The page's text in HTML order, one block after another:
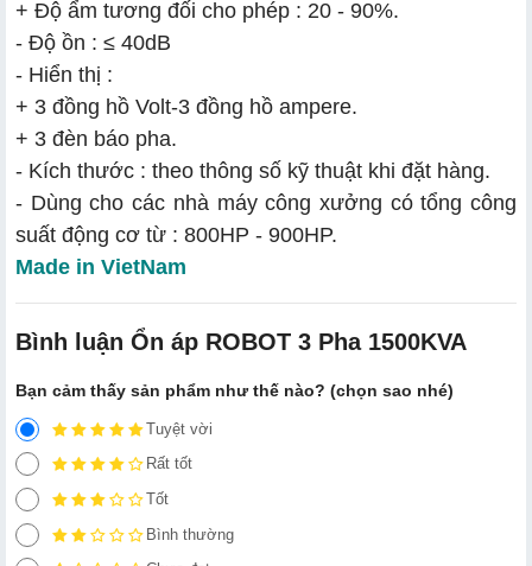
+ Độ ẩm tương đối cho phép : 20 - 90%.
- Độ ồn : ≤ 40dB
- Hiển thị :
+ 3 đồng hồ Volt-3 đồng hồ ampere.
+ 3 đèn báo pha.
- Kích thước : theo thông số kỹ thuật khi đặt hàng.
- Dùng cho các nhà máy công xưởng có tổng công
suất động cơ từ : 800HP - 900HP.
Made in VietNam
Bình luận Ổn áp ROBOT 3 Pha 1500KVA
Bạn cảm thấy sản phẩm như thế nào? (chọn sao nhé)
Tuyệt vời
Rất tốt
Tốt
Bình thường